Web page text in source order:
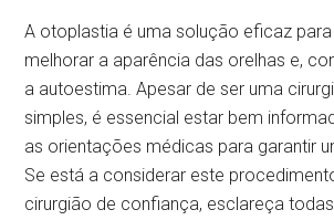
A otoplastia é uma solução eficaz
melhorar a aparência das orelhas e,
a autoestima. Apesar de ser uma
simples, é essencial estar bem
as orientações médicas para garantir
Se está a considerar este
cirurgião de confiança, esclareça